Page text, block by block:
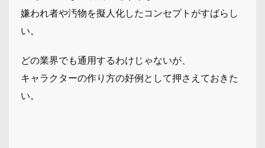
嫌われ者や汚物を擬人化したコンセプトがすばらし
い。
どの業界でも通用するわけじゃないが、
キャラクターの作り方の好例として押さえておきた
い。